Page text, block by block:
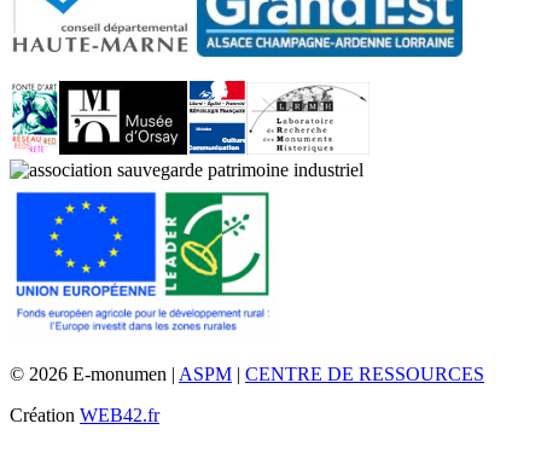
© 2026 E-monumen | ASPM | CENTRE DE RESSOURCES
Création WEB42.fr